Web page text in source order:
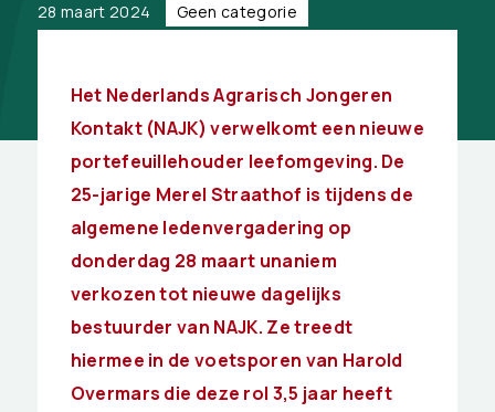
28 maart 2024 Geen categorie
Het Nederlands Agrarisch Jongeren
Kontakt (NAJK) verwelkomt een nieuwe
portefeuillehouder leefomgeving. De
25-jarige Merel Straathof is tijdens de
algemene ledenvergadering op
donderdag 28 maart unaniem
verkozen tot nieuwe dagelijks
bestuurder van NAJK. Ze treedt
hiermee in de voetsporen van Harold
Overmars die deze rol 3,5 jaar heeft